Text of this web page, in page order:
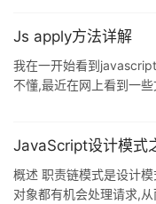
Js apply方法详解
我在一开始看到
不懂,最近在网上看到一
JavaScript设计模式
概述 职责链模式是设计
对象都有机会处理请求,